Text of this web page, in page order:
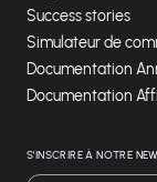
Success stories
Simulateur de
Documentation
Documentation
S'INSCRIRE À NOTRE